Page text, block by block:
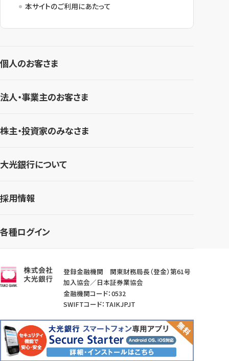
本サイトのご利用にあたって
個人のお客さま
法人・事業主のお客さま
株主・投資家のみなさま
大光銀行について
採用情報
各種ログイン
登録金融機関 関東財務局長（登金）第61号
加入協会／日本証券業協会
金融機関コード：0532
SWIFTコード：TAIKJPJT